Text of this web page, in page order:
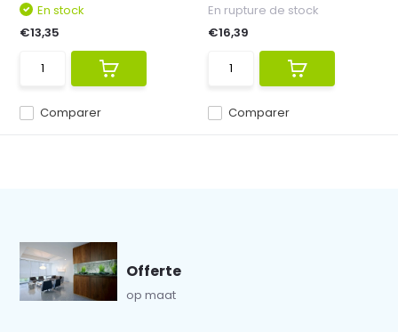
Comparer
En stock
€13,35
Comparer
En rupture de stock
€16,39
Offerte
op maat